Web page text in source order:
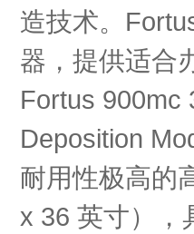
造技术。
器，提供适合
Fortus 900mc
Deposition
耐用性极高的
x 36 英寸），